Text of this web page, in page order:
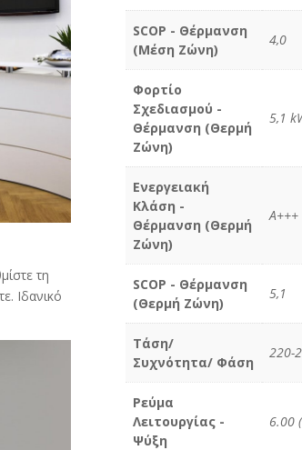
τη
Ιδανικό
SCOP - Θέρμανση
(Μέση Ζώνη)
4,0
Φορτίο
Σχεδιασμού -
Θέρμανση (Θερμή
Ζώνη)
5,1
Ενεργειακή
Κλάση -
Θέρμανση (Θερμή
Ζώνη)
A+++
SCOP - Θέρμανση
(Θερμή Ζώνη)
5,1
Τάση/
Συχνότητα/ Φάση
220-
Ρεύμα
Λειτουργίας -
Ψύξη
6.00